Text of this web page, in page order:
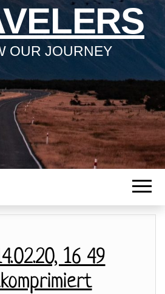
OUR JOURNEY
16 49